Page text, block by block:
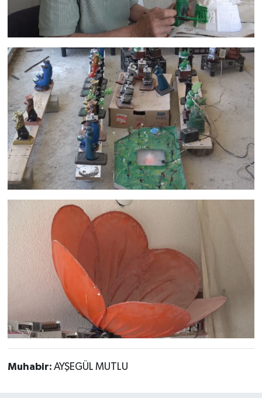
Muhabir: AYŞEGÜL MUTLU